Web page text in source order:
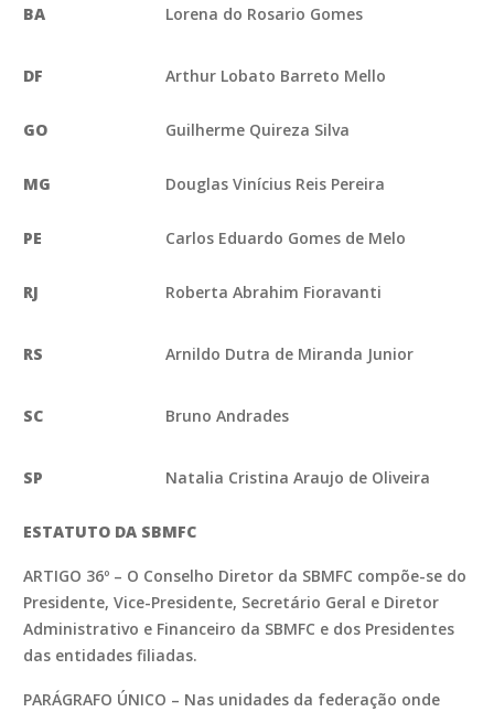
BA Lorena do Rosario Gomes
DF Arthur Lobato Barreto Mello
GO Guilherme Quireza Silva
MG Douglas Vinícius Reis Pereira
PE Carlos Eduardo Gomes de Melo
RJ Roberta Abrahim Fioravanti
RS Arnildo Dutra de Miranda Junior
SC Bruno Andrades
SP Natalia Cristina Araujo de Oliveira
ESTATUTO DA SBMFC
ARTIGO 36º – O Conselho Diretor da SBMFC compõe-se do
Presidente, Vice-Presidente, Secretário Geral e Diretor
Administrativo e Financeiro da SBMFC e dos Presidentes
das entidades filiadas.
PARÁGRAFO ÚNICO – Nas unidades da federação onde